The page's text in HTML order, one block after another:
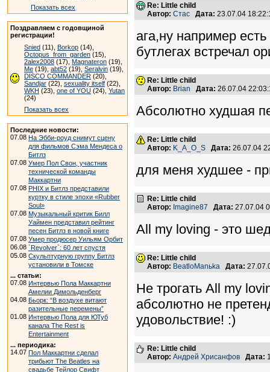
Показать всех
Поздравляем с годовщиной
регистрации!
Snied (11), Borkop (14),
Octopus_from_garden (15),
2alex2008 (17), Magnateron (19),
Me (19), abt52 (19), Seralvin (19),
DISCO COMMANDER (20),
Sandjar (22), sexuality itself (22),
WKH (23), one of YOU (24), Yutan
(24)
Показать всех
Последние новости:
07.08 На Эбби-роуд снимут сцену
для фильмов Сэма Мендеса о
Битлз
07.08 Умер Пол Свон, участник
технической команды
Маккартни
07.08 PHIX и Битлз представили
куртку в стиле эпохи «Rubber
Soul»
07.08 Музыкальный критик Билл
Уаймен представил рейтинг
песен Битлз в новой книге
07.08 Умер продюсер Уильям Орбит
06.08 `Revolver`: 60 лет спустя
05.08 Скульптурную группу Битлз
установили в Томске
... статьи:
07.08 Интервью Пола Маккартни
Амелии Димольденберг
04.08 Бьорк: “В воздухе витают
разительные перемены”
01.08 Интервью Пола для ЮТуб
канала The Rest is
Entertainment
... периодика:
14.07 Пол Маккартни сделал
трибьют The Beatles на
свадьбе Тейлор Свифт
Re: Little child
Автор: Стас Дата: 23.07.04
ага,ну например
бутлегах встречал
Re: Little child
Автор: Brian Дата: 26.07.04
Абсолютно худшая
Re: Little child
Автор: K_A_O_S Дата: 26.07.04
для меня худшее -
Re: Little child
Автор: Imagine87 Дата: 27.07.04
All my loving - это
Re: Little child
Автор: BeatloManьka Дата:
Не трогать All my
абсолютно не
удовольствие! :)
Re: Little child
Автор: Андрей Хрисанфов Дата: